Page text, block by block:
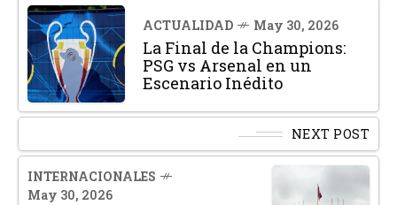
ACTUALIDAD May 30, 2026
La Final de la Champions:
PSG vs Arsenal en un
Escenario Inédito
NEXT POST
INTERNACIONALES
May 30, 2026